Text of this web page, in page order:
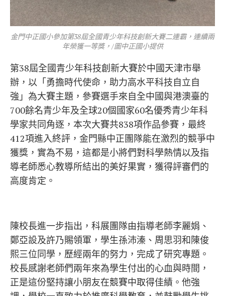
金門中正國小參加第38屆全國青少年科技創新大賽二連霸，連續兩
年榮獲一等獎，/圖中正國小提供
第38屆全國青少年科技創新大賽於中國天津市舉
辦，以「勇擔時代使命，助力高水平科技自立自
強」為大賽主題，參賽選手來自全中國與港澳臺的
700餘名青少年及全球20個國家60名優秀青少年科
學家共同角逐，本次大賽共838項作品參賽，最終
412項進入終評，金門縣中正團隊能在激烈的競爭中
獲獎，實為不易，這都是小將們對科學熱情以及指
導老師悉心教導所結出的美好果實，獲得評審們的
高度肯定。
陳校長進一步指出，科展團隊由指導老師李麗娟、
鄭亞設及許乃賜領軍，學生孫沛溱、周思羽和陳俊
熙三位同學，歷經兩年的努力，完成了研究專題。
校長感謝老師們兩年來為學生付出的心血與時間，
正是這份堅持讓小朋友在競賽中取得佳績。他強